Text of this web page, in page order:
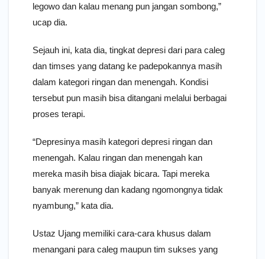
legowo dan kalau menang pun jangan sombong,”
ucap dia.
Sejauh ini, kata dia, tingkat depresi dari para caleg
dan timses yang datang ke padepokannya masih
dalam kategori ringan dan menengah. Kondisi
tersebut pun masih bisa ditangani melalui berbagai
proses terapi.
“Depresinya masih kategori depresi ringan dan
menengah. Kalau ringan dan menengah kan
mereka masih bisa diajak bicara. Tapi mereka
banyak merenung dan kadang ngomongnya tidak
nyambung,” kata dia.
Ustaz Ujang memiliki cara-cara khusus dalam
menangani para caleg maupun tim sukses yang